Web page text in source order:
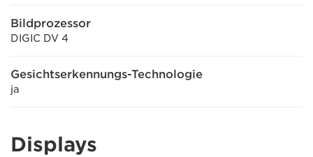
Bildprozessor
DIGIC DV 4
Gesichtserkennungs-Technologie
ja
Displays